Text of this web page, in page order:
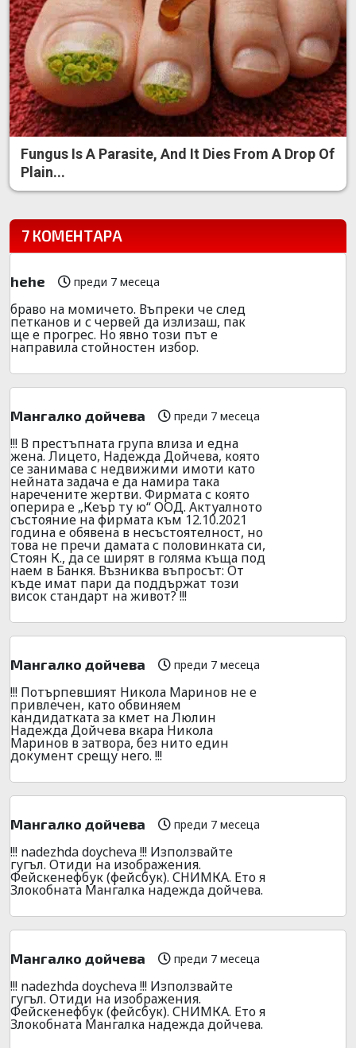
Fungus Is A Parasite, And It Dies From A Drop Of
Plain...
7 КОМЕНТАРА
hehe преди 7 месеца
браво на момичето. Въпреки че след
петканов и с червей да излизаш, пак
ще е прогрес. Но явно този път е
направила стойностен избор.
Мангалко дойчева преди 7 месеца
!!! В престъпната група влиза и една
жена. Лицето, Надежда Дойчева, която
се занимава с недвижими имоти като
нейната задача е да намира така
наречените жертви. Фирмата с която
оперира е „Кеър ту ю“ ООД. Актуалното
състояние на фирмата към 12.10.2021
година е обявена в несъстоятелност, но
това не пречи дамата с половинката си,
Стоян К., да се ширят в голяма къща под
наем в Банкя. Възниква въпросът: От
къде имат пари да поддържат този
висок стандарт на живот? !!!
Мангалко дойчева преди 7 месеца
!!! Потърпевшият Никола Маринов не е
привлечен, като обвиняем
кандидатката за кмет на Люлин
Надежда Дойчева вкара Никола
Маринов в затвора, без нито един
документ срещу него. !!!
Мангалко дойчева преди 7 месеца
!!! nadezhda doycheva !!! Използвайте
гугъл. Отиди на изображения.
Фейскенефбук (фейсбук). СНИМКА. Ето я
Злокобната Мангалка надежда дойчева.
Мангалко дойчева преди 7 месеца
!!! nadezhda doycheva !!! Използвайте
гугъл. Отиди на изображения.
Фейскенефбук (фейсбук). СНИМКА. Ето я
Злокобната Мангалка надежда дойчева.